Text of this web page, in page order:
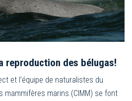
reproduction des bélugas!
et l’équipe de naturalistes du
mammifères marins (CIMM) se font